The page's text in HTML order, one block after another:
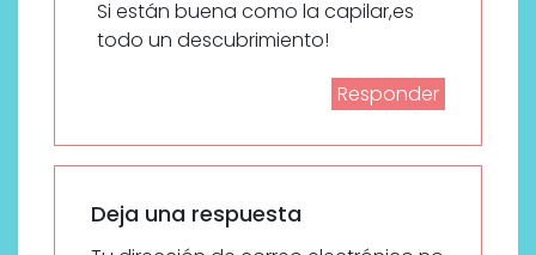
Si están buena como la capilar,es
todo un descubrimiento!
Responder
Deja una respuesta